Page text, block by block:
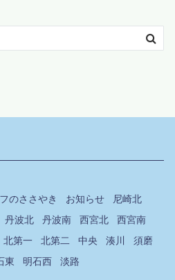
のささやき お知らせ
尼崎北
丹波北 丹波南 西宮北
西宮南
北第一 北第二 中央 湊川
須磨
東 明石西 淡路